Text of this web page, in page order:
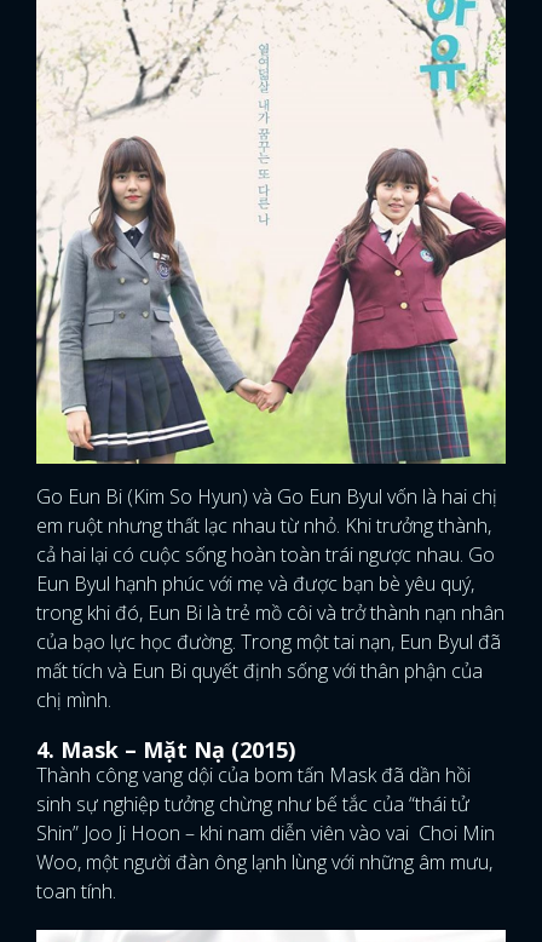
Go Eun Bi (Kim So Hyun) và Go Eun Byul vốn là hai chị
em ruột nhưng thất lạc nhau từ nhỏ. Khi trưởng thành,
cả hai lại có cuộc sống hoàn toàn trái ngược nhau. Go
Eun Byul hạnh phúc với mẹ và được bạn bè yêu quý,
trong khi đó, Eun Bi là trẻ mồ côi và trở thành nạn nhân
của bạo lực học đường. Trong một tai nạn, Eun Byul đã
mất tích và Eun Bi quyết định sống với thân phận của
chị mình.
4. Mask – Mặt Nạ (2015)
Thành công vang dội của bom tấn Mask đã dần hồi
sinh sự nghiệp tưởng chừng như bế tắc của “thái tử
Shin” Joo Ji Hoon – khi nam diễn viên vào vai Choi Min
Woo, một người đàn ông lạnh lùng với những âm mưu,
toan tính.